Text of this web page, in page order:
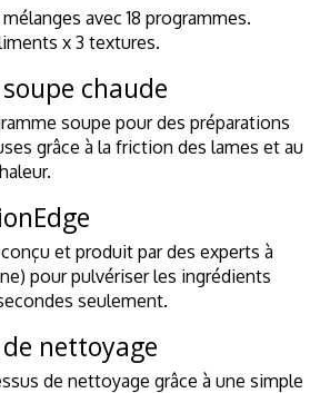
avec 18 programmes.
x 3 textures.
chaude
soupe pour des préparations
grâce à la friction des lames et au
et produit par des experts à
pour pulvériser les ingrédients
seulement.
nettoyage
de nettoyage grâce à une simple